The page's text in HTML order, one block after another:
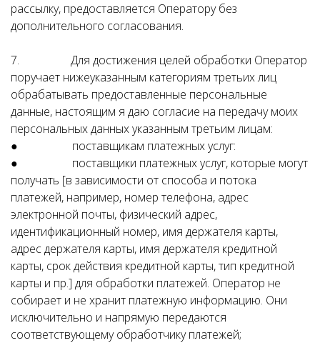
рассылку, предоставляется Оператору без
дополнительного согласования.
7. Для достижения целей обработки Оператор
поручает нижеуказанным категориям третьих лиц
обрабатывать предоставленные персональные
данные, настоящим я даю согласие на передачу моих
персональных данных указанным третьим лицам:
● поставщикам платежных услуг:
● поставщики платежных услуг, которые могут
получать [в зависимости от способа и потока
платежей, например, номер телефона, адрес
электронной почты, физический адрес,
идентификационный номер, имя держателя карты,
адрес держателя карты, имя держателя кредитной
карты, срок действия кредитной карты, тип кредитной
карты и пр.] для обработки платежей. Оператор не
собирает и не хранит платежную информацию. Они
исключительно и напрямую передаются
соответствующему обработчику платежей;